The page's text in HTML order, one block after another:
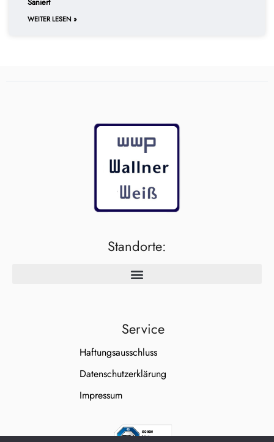
WEITER LESEN »
Standorte:
Service
Haftungsausschluss
Datenschutzerklärung
Impressum